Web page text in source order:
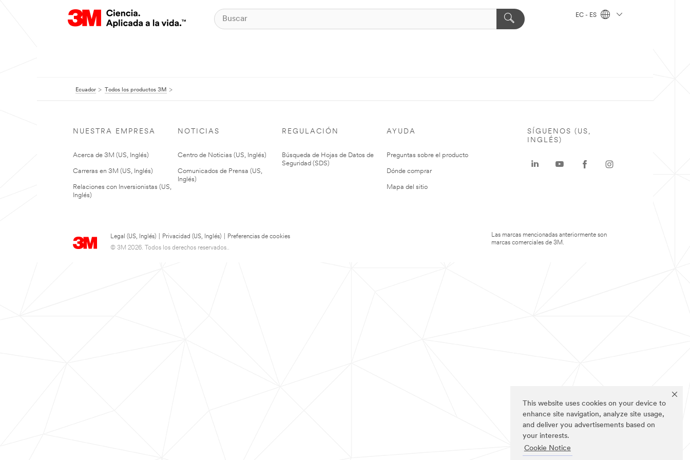
This website uses cookies on your device to
enhance site navigation, analyze site usage,
and deliver you advertisements based on
your interests.
Cookie Notice
EC - ES
Ecuador Todos los productos 3M
NUESTRA EMPRESA
Acerca de 3M (US, Inglés)
Carreras en 3M (US, Inglés)
Relaciones con Inversionistas (US,
Inglés)
NOTICIAS
Centro de Noticias (US, Inglés)
Comunicados de Prensa (US,
Inglés)
REGULACIÓN
Búsqueda de Hojas de Datos de
Seguridad (SDS)
AYUDA
Preguntas sobre el producto
Dónde comprar
Mapa del sitio
Legal (US, Inglés) Privacidad (US, Inglés)
Preferencias de cookies
© 3M 2026. Todos los derechos reservados..
SÍGUENOS (US,
INGLÉS)
Las marcas mencionadas anteriormente son
marcas comerciales de 3M.